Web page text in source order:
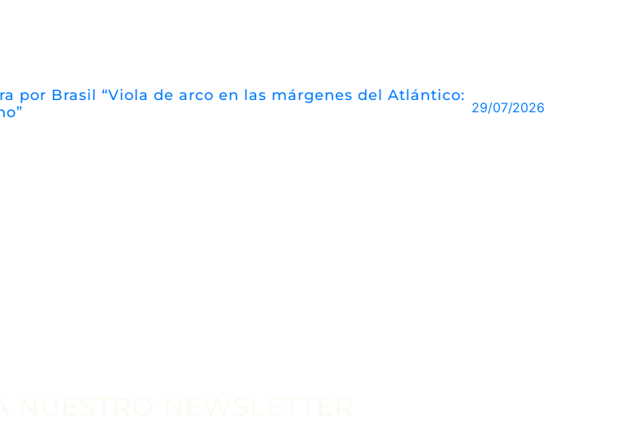
por Brasil “Viola de arco en las márgenes del Atlántico:
29/07/2026